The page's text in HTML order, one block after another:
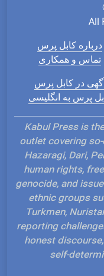
All
درباره کابل پرس
تماس و همکاری
در کابل پرس
پرس به انگلیسی
Kabul Press is
outlet covering
Hazaragi, Dari,
human rights,
genocide, and
ethnic groups
Turkmen,
reporting
honest
self-